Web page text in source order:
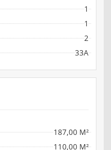
1
1
2
33A
187,00 M²
110,00 M²